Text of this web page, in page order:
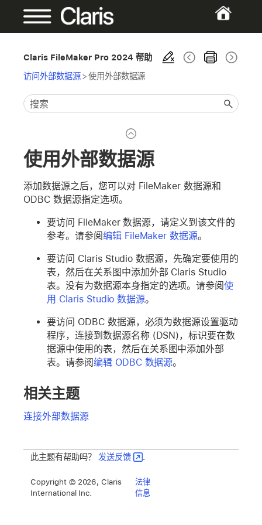
Claris FileMaker Pro 2024 帮助
访问外部数据源>使用外部数据源
使用外部数据源
添加数据源之后，您可以对 FileMaker 数据源和
ODBC 数据源指定选项。
要访问 FileMaker 数据源，请定义到该文件的
参考。请参阅编辑 FileMaker 数据源。
要访问 Claris Studio 数据源，先确定要使用的
表，然后在关系图中添加外部 Claris Studio
表。没有为数据源本身指定的选项。请参阅使
用 Claris Studio 数据源。
要访问 ODBC 数据源，必须为数据源设置驱动
程序，连接到数据源名称 (DSN)，标识要在数
据源中使用的表，然后在关系图中添加外部
表。请参阅编辑 ODBC 数据源。
相关主题
连接外部数据源
此主题有帮助吗？ 发送反馈 .
Copyright © 2026, Claris
International Inc.
法律
信息